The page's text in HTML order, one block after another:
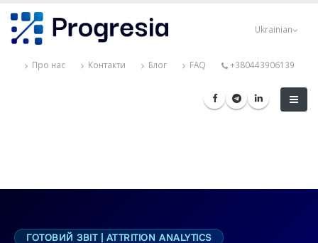
до
основного
Ukrainian
Про нас Контакти Блог FAQ +380443906139
ГОТОВИЙ ЗВІТ | ATTRITION ANALYTICS